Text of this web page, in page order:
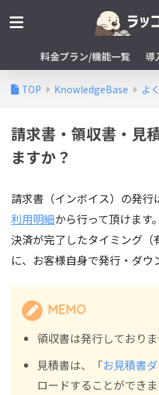
料金プラン/機能一覧 導
TOP KnowledgeBase よ
請求書・領収書・見
ますか？
請求書（インボイス）の発
利用明細から行って頂けます。
決済が完了したタイミング（
に、お客様自身で発行・ダウ
MEMO
領収書は発行しており
見積書は、「お見積書
ロードすることができ